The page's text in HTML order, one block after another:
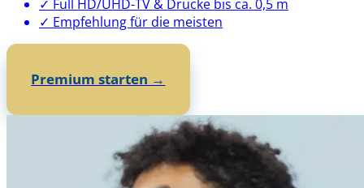
✓ Full HD/UHD-TV & Drucke bis ca. 0,5 m
✓ Empfehlung für die meisten
Premium starten →